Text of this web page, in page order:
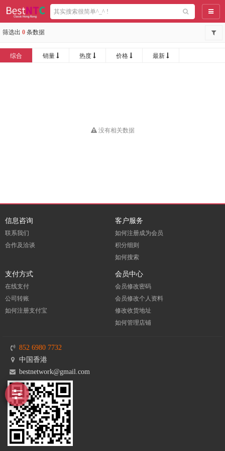
导航
筛选出 0 条数据
综合 销量 热度 价格 最新
没有相关数据
信息咨询
联系我们
合作及洽谈
客户服务
如何注册成为会员
积分细则
如何搜索
支付方式
在线支付
公司转账
如何注册支付宝
会员中心
会员修改密码
会员修改个人资料
修改收货地址
如何管理店铺
852 6980 7732
中国香港
bestnetwork@gmail.com